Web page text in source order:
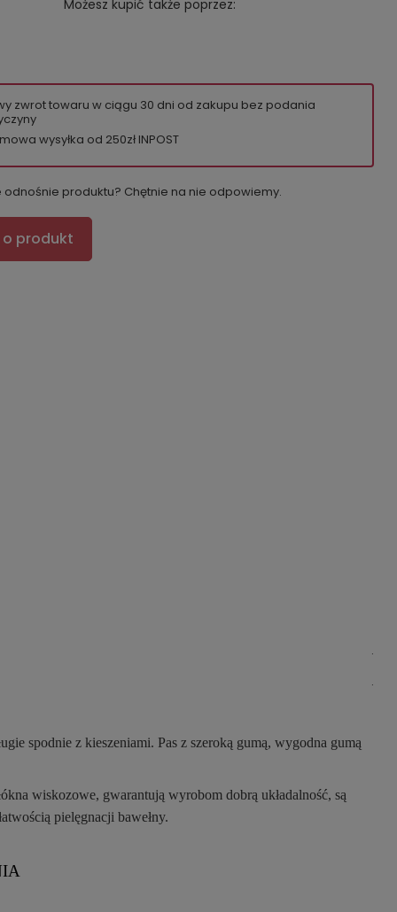
Możesz kupić także poprzez:
zwrot towaru w ciągu 30 dni od zakupu bez podania
wysyłka od 250zł INPOST
odnośnie produktu? Chętnie na nie odpowiemy.
produkt
.
.
spodnie z kieszeniami. Pas z szeroką gumą, wygodna gumą
wiskozowe, gwarantują wyrobom dobrą układalność, są
pielęgnacji bawełny.